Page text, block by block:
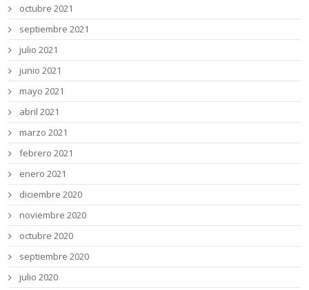
octubre 2021
septiembre 2021
julio 2021
junio 2021
mayo 2021
abril 2021
marzo 2021
febrero 2021
enero 2021
diciembre 2020
noviembre 2020
octubre 2020
septiembre 2020
julio 2020